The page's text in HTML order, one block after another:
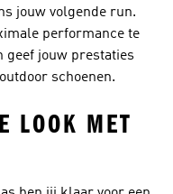
jouw volgende run.
performance te
geef jouw prestaties
schoenen.
LOOK MET